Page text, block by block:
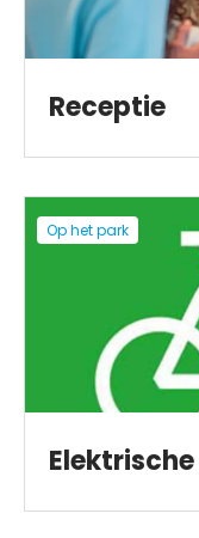
Receptie
Op het park